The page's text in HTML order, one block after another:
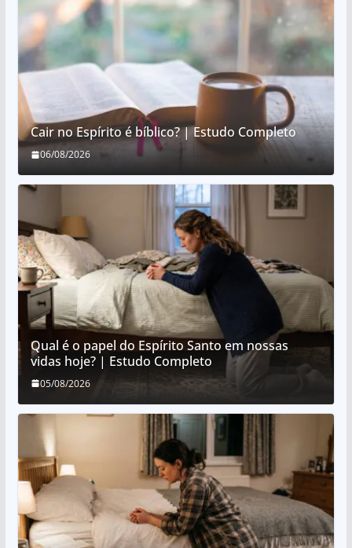
Cair no Espírito é bíblico? | Estudo Completo
06/08/2026
Qual é o papel do Espírito Santo em nossas
vidas hoje? | Estudo Completo
05/08/2026